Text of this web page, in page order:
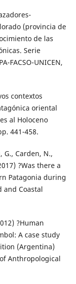
(provincia de
de las
Serie
FACSO-UNICEN,
contextos
oriental
al Holoceno
441-458.
G., Carden, N.,
?Was there a
Patagonia during
and Coastal
?Human
A case study
(Argentina)
Anthropological